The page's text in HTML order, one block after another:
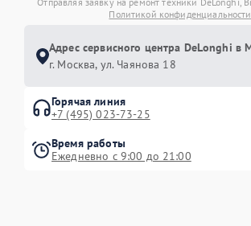
Политикой конфиденциальности
Адрес сервисного центра DeLonghi в
г. Москва, ул. Чаянова 18
Горячая линия
+7 (495) 023-73-25
Время работы
Ежедневно с 9:00 до 21:00